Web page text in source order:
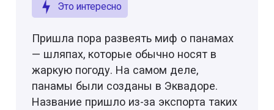
Это интересно
Пришла пора развеять миф о панамах
— шляпах, которые обычно носят в
жаркую погоду. На самом деле,
панамы были созданы в Эквадоре.
Название пришло из-за экспорта таких